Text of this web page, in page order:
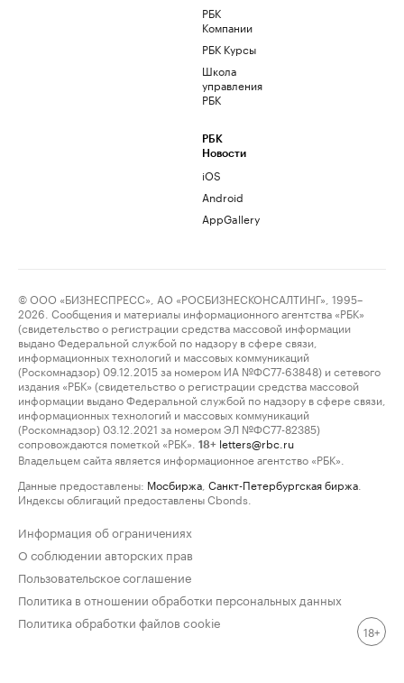
РБК
Компании
РБК Курсы
Школа
управления
РБК
РБК
Новости
iOS
Android
AppGallery
© ООО «БИЗНЕСПРЕСС», АО «РОСБИЗНЕСКОНСАЛТИНГ», 1995–
2026. Сообщения и материалы информационного агентства «РБК»
(свидетельство о регистрации средства массовой информации
выдано Федеральной службой по надзору в сфере связи,
информационных технологий и массовых коммуникаций
(Роскомнадзор) 09.12.2015 за номером ИА №ФС77-63848) и сетевого
издания «РБК» (свидетельство о регистрации средства массовой
информации выдано Федеральной службой по надзору в сфере связи,
информационных технологий и массовых коммуникаций
(Роскомнадзор) 03.12.2021 за номером ЭЛ №ФС77-82385)
сопровождаются пометкой «РБК».
18+ letters@rbc.ru
Владельцем сайта является информационное агентство «РБК».
Данные предоставлены: Мосбиржа Санкт-Петербургская биржа
Индексы облигаций предоставлены Cbonds.
Информация об ограничениях
О соблюдении авторских прав
Пользовательское соглашение
Политика в отношении обработки персональных данных
Политика обработки файлов cookie
18+